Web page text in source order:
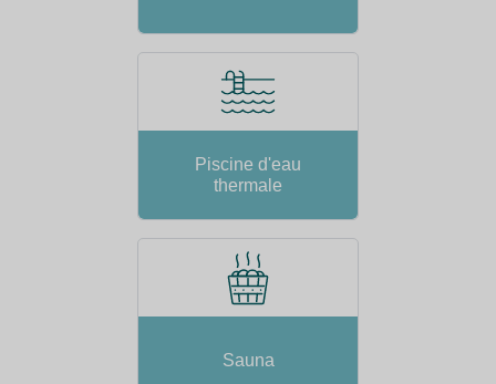
Piscine d'eau
thermale
Sauna